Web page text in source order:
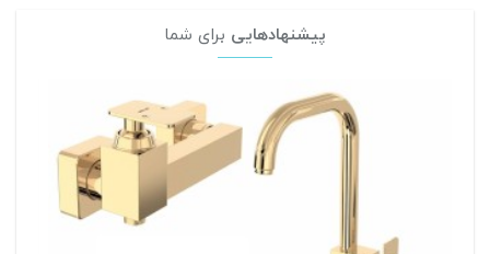
پیشنهادهایی برای شما